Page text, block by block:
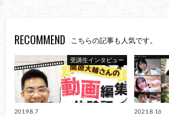
RECOMMEND こちらの記事も人気です。
受講生インタビュー
2019.8.7 2021.8.16